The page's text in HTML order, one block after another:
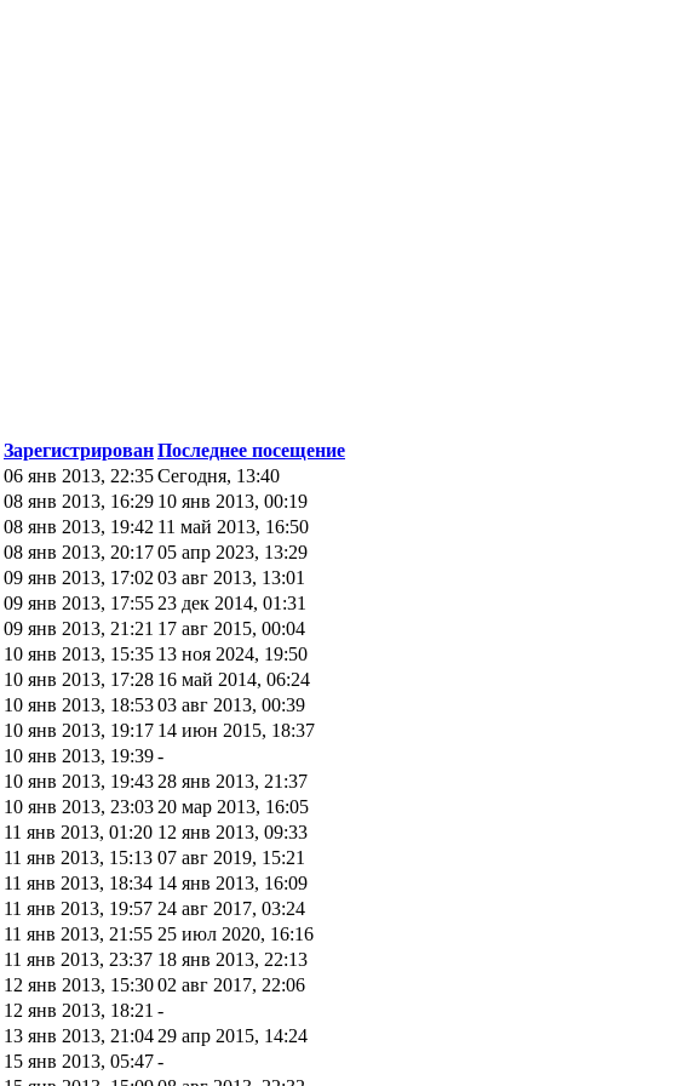
ЗарегистрированПоследнее посещение
06 янв 2013, 22:35Сегодня, 13:40
08 янв 2013, 16:29 10 янв 2013, 00:19
08 янв 2013, 19:42 11 май 2013, 16:50
08 янв 2013, 20:1705 апр 2023, 13:29
09 янв 2013, 17:02 03 авг 2013, 13:01
09 янв 2013, 17:55 23 дек 2014, 01:31
09 янв 2013, 21:21 17 авг 2015, 00:04
10 янв 2013, 15:35 13 ноя 2024, 19:50
10 янв 2013, 17:28 16 май 2014, 06:24
10 янв 2013, 18:5303 авг 2013, 00:39
10 янв 2013, 19:17 14 июн 2015, 18:37
10 янв 2013, 19:39-
10 янв 2013, 19:43 28 янв 2013, 21:37
10 янв 2013, 23:03 20 мар 2013, 16:05
11 янв 2013, 01:20 12 янв 2013, 09:33
11 янв 2013, 15:13 07 авг 2019, 15:21
11 янв 2013, 18:34 14 янв 2013, 16:09
11 янв 2013, 19:57 24 авг 2017, 03:24
11 янв 2013, 21:55 25 июл 2020, 16:16
11 янв 2013, 23:37 18 янв 2013, 22:13
12 янв 2013, 15:3002 авг 2017, 22:06
12 янв 2013, 18:21 -
13 янв 2013, 21:04 29 апр 2015, 14:24
15 янв 2013, 05:47-